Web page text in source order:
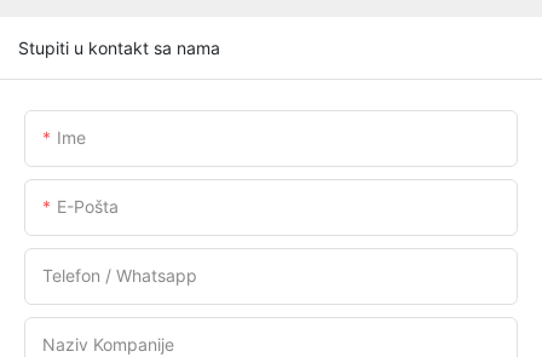
Stupiti u kontakt sa nama
Ime
E-Pošta
Telefon / Whatsapp
Naziv Kompanije